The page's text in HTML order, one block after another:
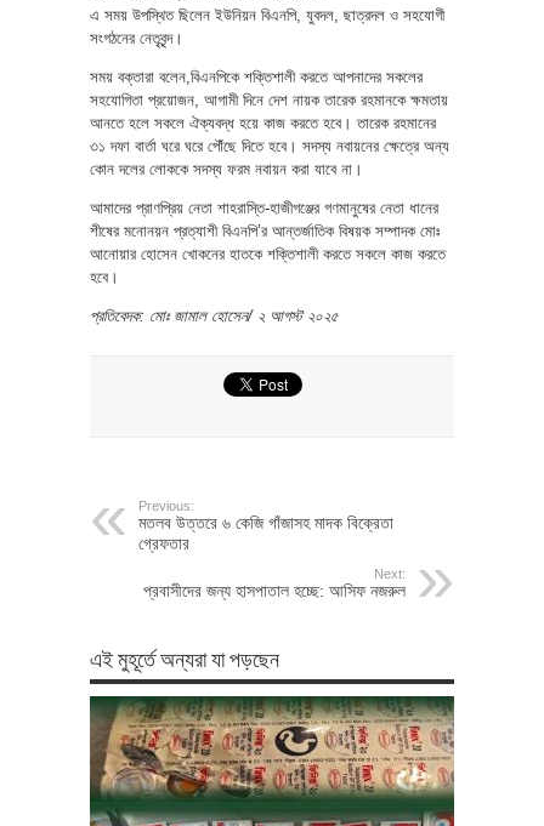
এ সময় উপস্থিত ছিলেন ইউনিয়ন বিএনপি, যুবদল, ছাত্রদল ও সহযোগী
সংগঠনের নেতৃবৃন্দ।
সময় বক্তারা বলেন,বিএনপিকে শক্তিশালী করতে আপনাদের সকলের
সহযোগিতা প্রয়োজন, আগামী দিনে দেশ নায়ক তারেক রহমানকে ক্ষমতায়
আনতে হলে সকলে ঐক্যবদ্ধ হয়ে কাজ করতে হবে। তারেক রহমানের
৩১ দফা বার্তা ঘরে ঘরে পৌঁছে দিতে হবে। সদস্য নবায়নের ক্ষেত্রে অন্য
কোন দলের লোককে সদস্য ফরম নবায়ন করা যাবে না।
আমাদের প্রাণপ্রিয় নেতা শাহরাস্তি-হাজীগঞ্জের গণমানুষের নেতা ধানের
শীষের মনোনয়ন প্রত্যাশী বিএনপি’র আন্তর্জাতিক বিষয়ক সম্পাদক মোঃ
আনোয়ার হোসেন খোকনের হাতকে শক্তিশালী করতে সকলে কাজ করতে
হবে।
প্রতিবেদক: মোঃ জামাল হোসেন/ ২ আগস্ট ২০২৫
Previous:
মতলব উত্তরে ৬ কেজি গাঁজাসহ মাদক বিক্রেতা
গ্রেফতার
Next:
প্রবাসীদের জন্য হাসপাতাল হচ্ছে: আসিফ নজরুল
এই মুহূর্তে অন্যরা যা পড়ছেন